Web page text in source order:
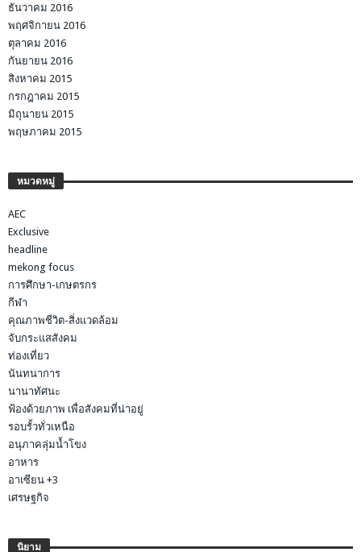
ธันวาคม 2016
พฤศจิกายน 2016
ตุลาคม 2016
กันยายน 2016
สิงหาคม 2015
กรกฎาคม 2015
มิถุนายน 2015
พฤษภาคม 2015
หมวดหมู่
AEC
Exclusive
headline
mekong focus
การศึกษา-เกษตรกร
กีฬา
คุณภาพชีวิต-สิ่งแวดล้อม
จับกระแสสังคม
ท่องเที่ยว
นันทนาการ
นานาทัศนะ
ฟ้องด้วยภาพ เพื่อสังคมที่น่าอยู่
รอบรั้วทั่วเหนือ
อนุภาคลุ่มน้ำโขง
อาหาร
อาเซียน +3
เศรษฐกิจ
นิยาม